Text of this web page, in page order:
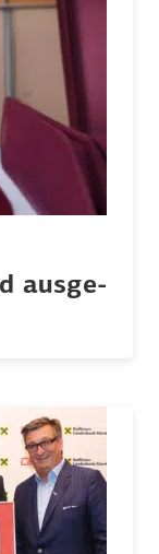
ausge­